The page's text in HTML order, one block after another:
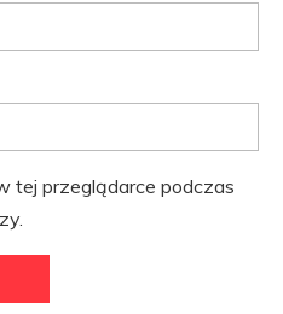
tej przeglądarce podczas